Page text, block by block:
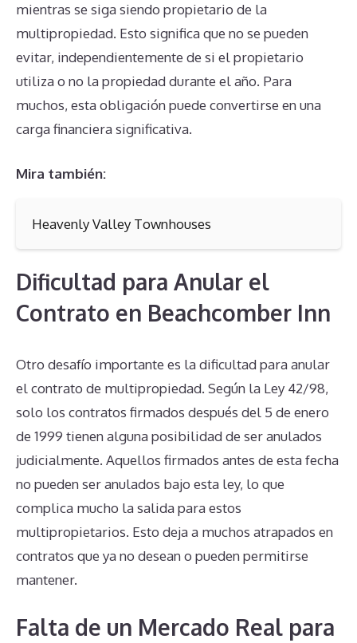
mientras se siga siendo propietario de la
multipropiedad. Esto significa que no se pueden
evitar, independientemente de si el propietario
utiliza o no la propiedad durante el año. Para
muchos, esta obligación puede convertirse en una
carga financiera significativa.
Mira también:
Heavenly Valley Townhouses
Dificultad para Anular el
Contrato en Beachcomber Inn
Otro desafío importante es la dificultad para anular
el contrato de multipropiedad. Según la Ley 42/98,
solo los contratos firmados después del 5 de enero
de 1999 tienen alguna posibilidad de ser anulados
judicialmente. Aquellos firmados antes de esta fecha
no pueden ser anulados bajo esta ley, lo que
complica mucho la salida para estos
multipropietarios. Esto deja a muchos atrapados en
contratos que ya no desean o pueden permitirse
mantener.
Falta de un Mercado Real para